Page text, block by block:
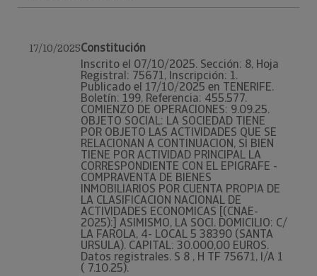
17/10/2025Constitución
Inscrito el 07/10/2025. Sección: 8, Hoja
Registral: 75671, Inscripción: 1.
Publicado el 17/10/2025 en TENERIFE.
Boletín: 199, Referencia: 455.577.
COMIENZO DE OPERACIONES: 9.09.25.
OBJETO SOCIAL: LA SOCIEDAD TIENE
POR OBJETO LAS ACTIVIDADES QUE SE
RELACIONAN A CONTINUACION, SI BIEN
TIENE POR ACTIVIDAD PRINCIPAL LA
CORRESPONDIENTE CON EL EPIGRAFE -
COMPRAVENTA DE BIENES
INMOBILIARIOS POR CUENTA PROPIA DE
LA CLASIFICACION NACIONAL DE
ACTIVIDADES ECONOMICAS [(CNAE-
2025):] ASIMISMO, LA SOCI. DOMICILIO: C/
LA FAROLA, 4- LOCAL 5 38390 (SANTA
URSULA). CAPITAL: 30.000,00 EUROS.
Datos registrales. S 8 , H TF 75671, I/A 1
( 7.10.25).